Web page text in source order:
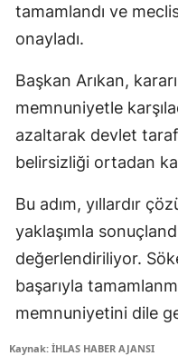
tamamlandı ve
onayladı.
Başkan Arıkan,
memnuniyetle
azaltarak devlet
belirsizliği ortadan
Bu adım, yıllardır
yaklaşımla
değerlendiriliyor.
başarıyla
memnuniyetini dile
Kaynak: İHLAS HABER AJANSI